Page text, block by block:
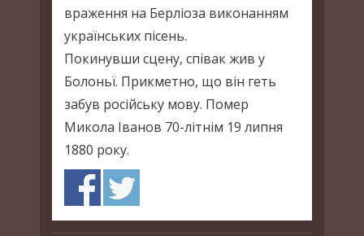
враження на Берліоза виконанням
українських пісень.
Покинувши сцену, співак жив у
Болоньї. Прикметно, що він геть
забув російську мову. Помер
Микола Іванов 70-літнім 19 липня
1880 року.